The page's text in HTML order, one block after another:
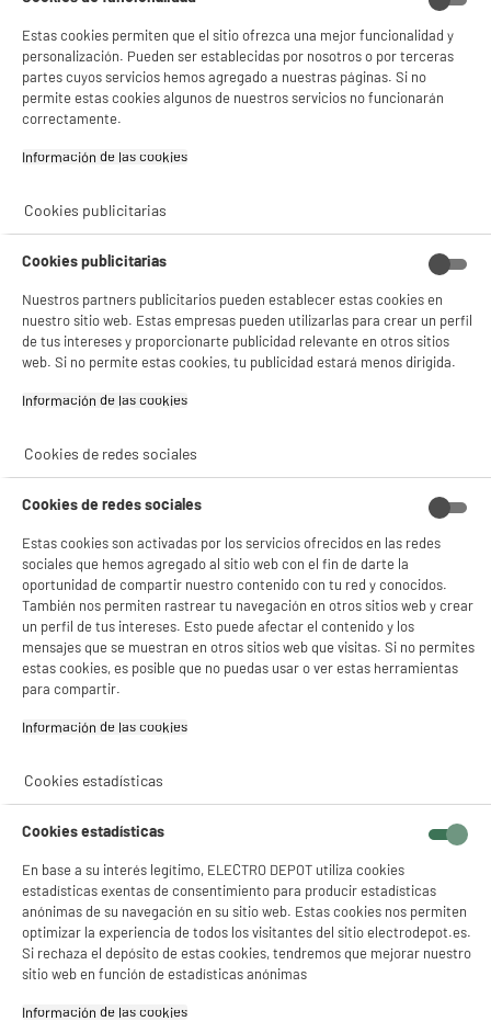
Características
XANLITE
Tipo Ampolla
Casquillo
Potencia (W)
Equivalence en incandescente
Vida útil (h)
Color de la luz Blanco neutro
Lúmenes 470lm
el assistante Google
de ahorro energético
Número de ciclos de
encendido: 30.000
Ángulo: 250°
Tensión 230V
Dimensiones paquete
AL 48 cm x AN 21,5 cm x PR
Peso bruto
Nombre del fabricante,
CLICHY
correo electrónico
CONTACT@XANLITE-
GROUP.COM
Código del artículo 962701
Estas cookies permiten que el sitio ofrezca una mejor funcionalidad y
personalización. Pueden ser establecidas por nosotros o por terceras
partes cuyos servicios hemos agregado a nuestras páginas. Si no
permite estas cookies algunos de nuestros servicios no funcionarán
correctamente.
Información de las cookies‎
Cookies publicitarias
Cookies publicitarias
Nuestros partners publicitarios pueden establecer estas cookies en
nuestro sitio web. Estas empresas pueden utilizarlas para crear un perfil
de tus intereses y proporcionarte publicidad relevante en otros sitios
web. Si no permite estas cookies, tu publicidad estará menos dirigida.
Información de las cookies‎
Cookies de redes sociales
Cookies de redes sociales
Estas cookies son activadas por los servicios ofrecidos en las redes
sociales que hemos agregado al sitio web con el fin de darte la
oportunidad de compartir nuestro contenido con tu red y conocidos.
También nos permiten rastrear tu navegación en otros sitios web y crear
un perfil de tus intereses. Esto puede afectar el contenido y los
mensajes que se muestran en otros sitios web que visitas. Si no permites
estas cookies, es posible que no puedas usar o ver estas herramientas
para compartir.
Información de las cookies‎
Cookies estadísticas
Cookies estadísticas
En base a su interés legítimo, ELECTRO DEPOT utiliza cookies
estadísticas exentas de consentimiento para producir estadísticas
anónimas de su navegación en su sitio web. Estas cookies nos permiten
optimizar la experiencia de todos los visitantes del sitio electrodepot.es.
Si rechaza el depósito de estas cookies, tendremos que mejorar nuestro
sitio web en función de estadísticas anónimas
Información de las cookies‎